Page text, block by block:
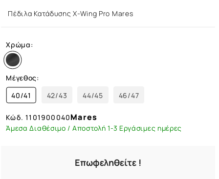
Πέδιλα Κατάδυσης X-Wing Pro Mares
Χρώμα:
Μέγεθος:
40/41
42/43 44/45 46/47
Κώδ.1101900040Mares
Άμεσα Διαθέσιμο / Αποστολή 1-3 Εργάσιμες ημέρες
Επωφεληθείτε !